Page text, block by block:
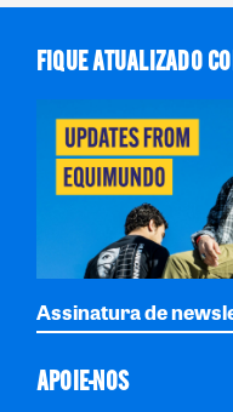
FIQUE ATUALIZADO
Assinatura de
APOIE-NOS